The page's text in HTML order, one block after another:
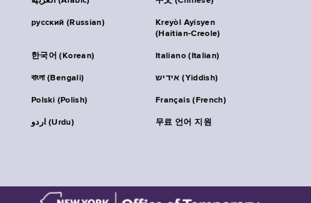
русский (Russian)
Kreyòl Ayisyen
(Haitian-Creole)
한국어 (Korean) Italiano (Italian)
বাংলা (Bengali) אידיש (Yiddish)
Polski (Polish) Français (French)
اردو (Urdu) 무료 언어 지원